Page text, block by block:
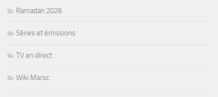
Ramadan 2026
Séries et émissions
TV en direct
Wiki Maroc